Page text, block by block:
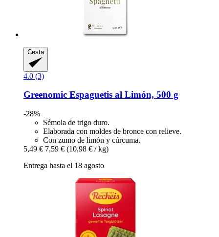
Cesta
4.0 (3)
Greenomic Espaguetis al Limón, 500 g
-28%
Sémola de trigo duro.
Elaborada con moldes de bronce con relieve.
Con zumo de limón y cúrcuma.
5,49 € 7,59 € (10,98 € / kg)
Entrega hasta el 18 agosto